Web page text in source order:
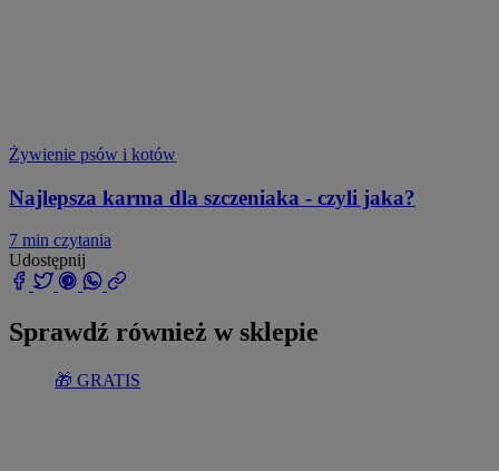
Żywienie psów i kotów
Najlepsza karma dla szczeniaka - czyli jaka?
7 min czytania
Udostępnij
Sprawdź również w sklepie
🎁 GRATIS